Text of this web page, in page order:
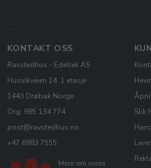
KONTAKT OSS
Ravstedhus - Edeltek AS
Husvikveien 14, 1 etasje
1443 Drøbak Norge
Org: 985 134 774
post@ravstedhus.no
+47 6983 7555
Slik